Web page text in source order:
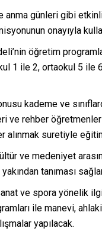
anma günleri gibi
onayıyla
öğretim
1 ile 2, ortaokul 5 ile
kademe ve
ve rehber
suretiyle
ve medeniyet
tanıması
ve spora yönelik
ile manevi,
yapılacak.